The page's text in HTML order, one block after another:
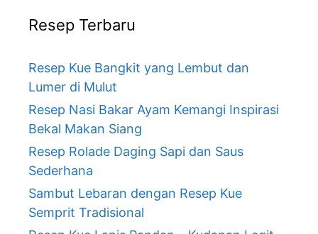
Resep Terbaru
Resep Kue Bangkit yang Lembut dan
Lumer di Mulut
Resep Nasi Bakar Ayam Kemangi Inspirasi
Bekal Makan Siang
Resep Rolade Daging Sapi dan Saus
Sederhana
Sambut Lebaran dengan Resep Kue
Semprit Tradisional